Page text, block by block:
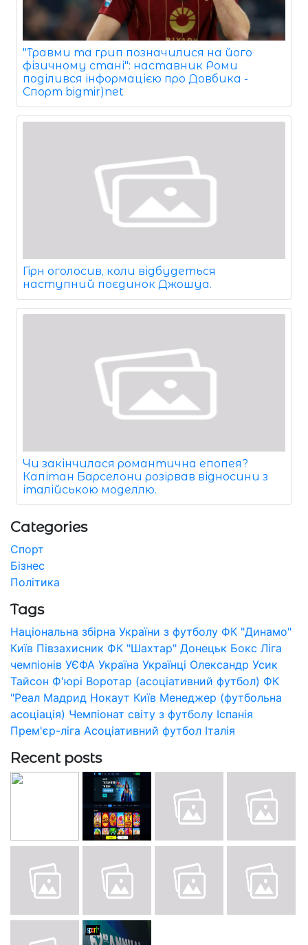
"Травми та грип позначилися на його
фізичному стані": наставник Роми
поділився інформацією про Довбика -
Спорт bigmir)net
Гірн оголосив, коли відбудеться
наступний поєдинок Джошуа.
Чи закінчилася романтична епопея?
Капітан Барселони розірвав відносини з
італійською моделлю.
Categories
Спорт
Бізнес
Політика
Tags
Національна збірна України з футболу ФК "Динамо"
Київ Півзахисник ФК "Шахтар" Донецьк Бокс Ліга
чемпіонів УЄФА Україна Українці Олександр Усик
Тайсон Ф'юрі Воротар (асоціативний футбол) ФК
"Реал Мадрид Нокаут Київ Менеджер (футбольна
асоціація) Чемпіонат світу з футболу Іспанія
Прем'єр-ліга Асоціативний футбол Італія
Recent posts